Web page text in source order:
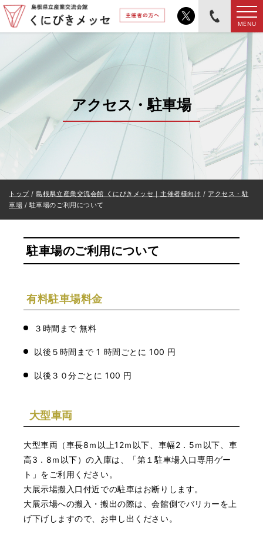
このページの本文へ
MENU
アクセス・駐車場
現
在
トップ/島根県立産業交流会館 くにびきメッセ｜主催者様向け / アクセス・駐
車場 / 駐車場のご利用について
駐車場のご利用について
有料駐車場料金
３時間まで 無料
以後５時間まで 1 時間ごとに 100 円
以後３０分ごとに 100 円
大型車両
大型車両（車長8ｍ以上12ｍ以下、車幅2．5ｍ以下、車
高3．8ｍ以下）の入庫は、「第１駐車場入口専用ゲー
ト」をご利用ください。
大展示場搬入口付近での駐車はお断りします。
大展示場への搬入・搬出の際は、会館側でバリカーを上
げ下げしますので、お申し出ください。